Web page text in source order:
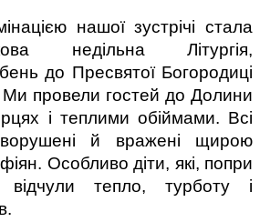
нашої зустрічі стала
недільна Літургія,
до Пресвятої Богородиці
Ми провели гостей до Долини
і теплими обіймами. Всі
й вражені щирою
Особливо діти, які, попри
відчули тепло, турботу і